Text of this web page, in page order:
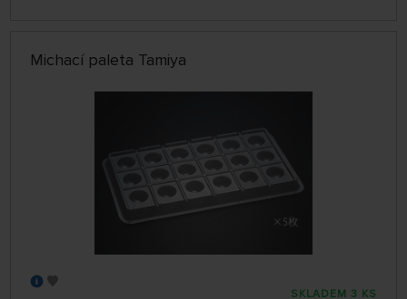
Michací paleta Tamiya
SKLADEM 3 KS